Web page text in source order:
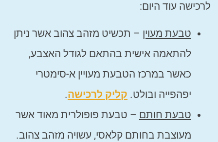
לרכישה עוד היום:
טבעת מעוין – תכשיט מזהב צהוב אשר ניתן
להתאמה אישית בהתאם לגודל האצבע,
כאשר במרכז הטבעת מעויין א-סימטרי
יפהפייה ובולט. קליק לרכישה.
טבעת חותם – טבעת פופולרית מאוד אשר
מעוצבת בחותם קלאסי, עשויה מזהב צהוב.